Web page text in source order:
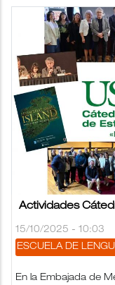
Actividades
15/10/2025 - 10:03
ESCUELA DE
En la Embajada de